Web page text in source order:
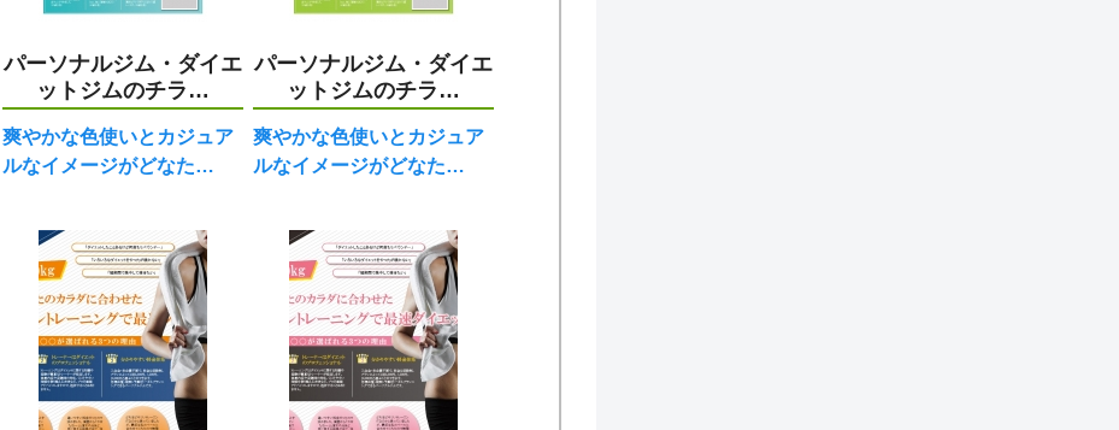
パーソナルジム・ダイエ
ットジムのチラ…
爽やかな色使いとカジュア
ルなイメージがどなた…
パーソナルジム・ダイエ
ットジムのチラ…
爽やかな色使いとカジュア
ルなイメージがどなた…